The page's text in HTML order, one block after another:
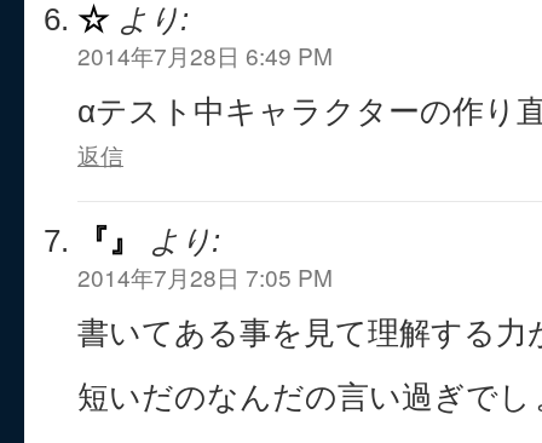
☆ より:
2014年7月28日 6:49 PM
αテスト中キャラクターの作り
返信
『』 より:
2014年7月28日 7:05 PM
書いてある事を見て理解する力
短いだのなんだの言い過ぎでし